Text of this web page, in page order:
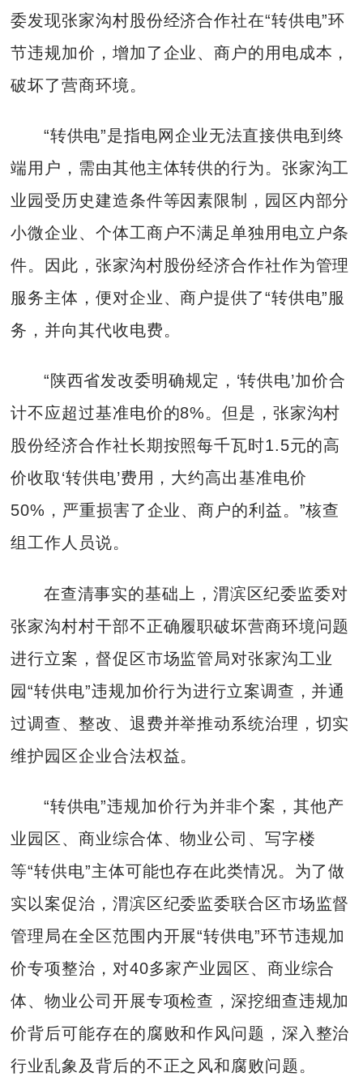
委发现张家沟村股份经济合作社在“转供电”环
节违规加价，增加了企业、商户的用电成本，
破坏了营商环境。
“转供电”是指电网企业无法直接供电到终
端用户，需由其他主体转供的行为。张家沟工
业园受历史建造条件等因素限制，园区内部分
小微企业、个体工商户不满足单独用电立户条
件。因此，张家沟村股份经济合作社作为管理
服务主体，便对企业、商户提供了“转供电”服
务，并向其代收电费。
“陕西省发改委明确规定，‘转供电’加价合
计不应超过基准电价的8%。但是，张家沟村
股份经济合作社长期按照每千瓦时1.5元的高
价收取‘转供电’费用，大约高出基准电价
50%，严重损害了企业、商户的利益。”核查
组工作人员说。
在查清事实的基础上，渭滨区纪委监委对
张家沟村村干部不正确履职破坏营商环境问题
进行立案，督促区市场监管局对张家沟工业
园“转供电”违规加价行为进行立案调查，并通
过调查、整改、退费并举推动系统治理，切实
维护园区企业合法权益。
“转供电”违规加价行为并非个案，其他产
业园区、商业综合体、物业公司、写字楼
等“转供电”主体可能也存在此类情况。为了做
实以案促治，渭滨区纪委监委联合区市场监督
管理局在全区范围内开展“转供电”环节违规加
价专项整治，对40多家产业园区、商业综合
体、物业公司开展专项检查，深挖细查违规加
价背后可能存在的腐败和作风问题，深入整治
行业乱象及背后的不正之风和腐败问题。